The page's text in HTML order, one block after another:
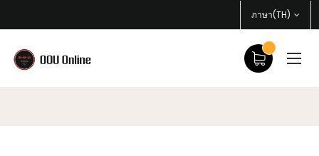
ภาษา(TH)